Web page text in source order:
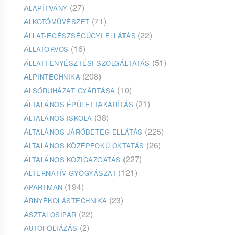
ALAPÍTVÁNY (27)
ALKOTÓMŰVÉSZET (71)
ÁLLAT-EGÉSZSÉGÜGYI ELLÁTÁS (22)
ÁLLATORVOS (16)
ÁLLATTENYÉSZTÉSI SZOLGÁLTATÁS (51)
ALPINTECHNIKA (208)
ALSÓRUHÁZAT GYÁRTÁSA (10)
ÁLTALÁNOS ÉPÜLETTAKARÍTÁS (21)
ÁLTALÁNOS ISKOLA (38)
ÁLTALÁNOS JÁRÓBETEG-ELLÁTÁS (225)
ÁLTALÁNOS KÖZÉPFOKÚ OKTATÁS (26)
ÁLTALÁNOS KÖZIGAZGATÁS (227)
ALTERNATÍV GYÓGYÁSZAT (121)
APARTMAN (194)
ÁRNYÉKOLÁSTECHNIKA (23)
ASZTALOSIPAR (22)
AUTÓFÓLIÁZÁS (2)